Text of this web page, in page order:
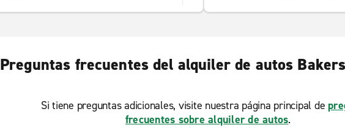
Preguntas frecuentes del alquiler de autos
Si tiene preguntas adicionales, visite nuestra página principal de
frecuentes sobre alquiler de autos.